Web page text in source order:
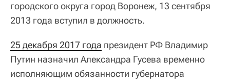
городского округа город Воронеж, 13 сентября
2013 года вступил в должность.
25 декабря 2017 года президент РФ Владимир
Путин назначил Александра Гусева временно
исполняющим обязанности губернатора